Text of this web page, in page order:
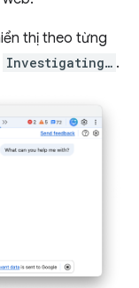
thị theo từng
Investigating… .